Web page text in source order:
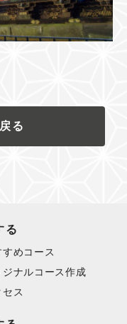
る
る
すめコース
ジナルコース作成
セス